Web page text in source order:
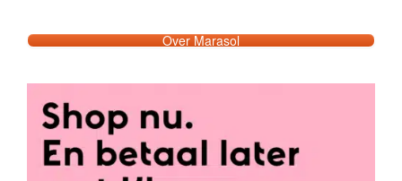
Over Marasol